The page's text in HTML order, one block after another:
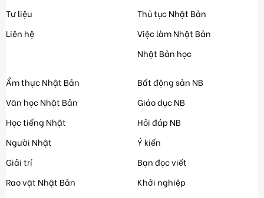
Tư liệu
Liên hệ
Thủ tục Nhật Bản
Việc làm Nhật Bản
Nhật Bản học
Ẩm thực Nhật Bản
Văn học Nhật Bản
Học tiếng Nhật
Người Nhật
Giải trí
Rao vặt Nhật Bản
Bất động sản NB
Giáo dục NB
Hỏi đáp NB
Ý kiến
Bạn đọc viết
Khởi nghiệp